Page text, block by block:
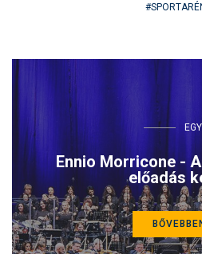
Ennio Morricone -
előadás